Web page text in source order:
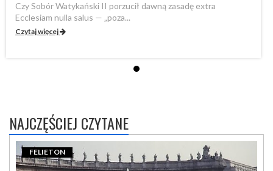
Czy Sobór Watykański II porzucił dawną zasadę extra
Ecclesiam nulla salus — „poza...
Czytaj więcej
NAJCZĘŚCIEJ CZYTANE
FELIETON